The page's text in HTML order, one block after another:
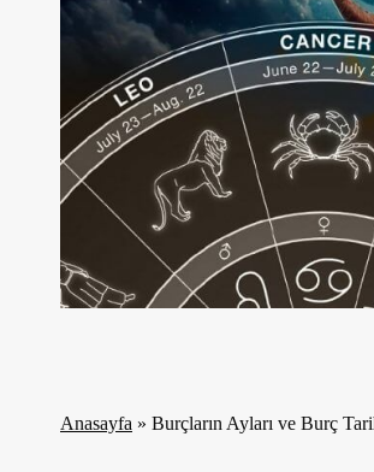
Anasayfa » Burçların Ayları ve Burç